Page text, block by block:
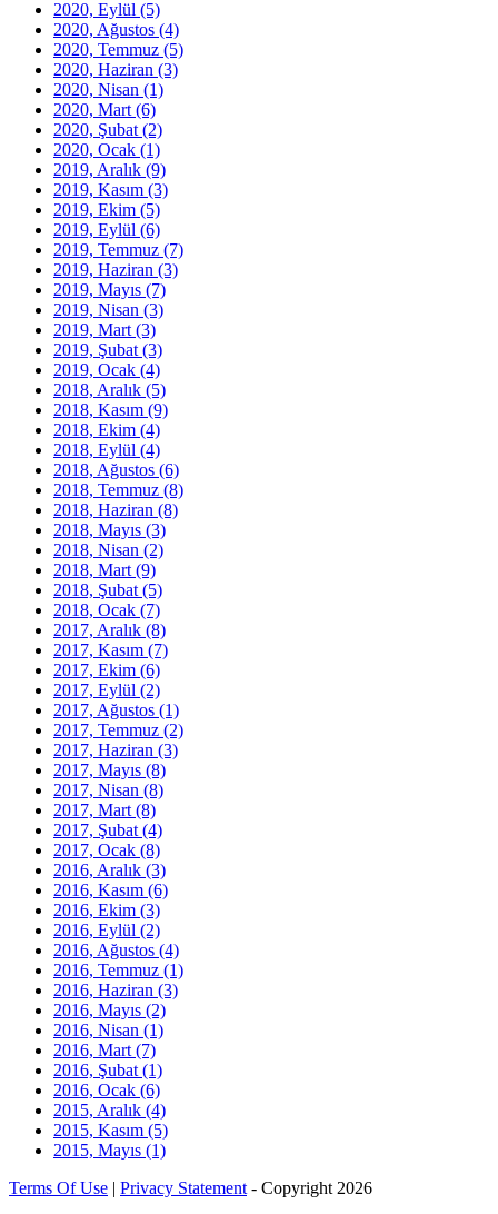
2020, Eylül (5)
2020, Ağustos (4)
2020, Temmuz (5)
2020, Haziran (3)
2020, Nisan (1)
2020, Mart (6)
2020, Şubat (2)
2020, Ocak (1)
2019, Aralık (9)
2019, Kasım (3)
2019, Ekim (5)
2019, Eylül (6)
2019, Temmuz (7)
2019, Haziran (3)
2019, Mayıs (7)
2019, Nisan (3)
2019, Mart (3)
2019, Şubat (3)
2019, Ocak (4)
2018, Aralık (5)
2018, Kasım (9)
2018, Ekim (4)
2018, Eylül (4)
2018, Ağustos (6)
2018, Temmuz (8)
2018, Haziran (8)
2018, Mayıs (3)
2018, Nisan (2)
2018, Mart (9)
2018, Şubat (5)
2018, Ocak (7)
2017, Aralık (8)
2017, Kasım (7)
2017, Ekim (6)
2017, Eylül (2)
2017, Ağustos (1)
2017, Temmuz (2)
2017, Haziran (3)
2017, Mayıs (8)
2017, Nisan (8)
2017, Mart (8)
2017, Şubat (4)
2017, Ocak (8)
2016, Aralık (3)
2016, Kasım (6)
2016, Ekim (3)
2016, Eylül (2)
2016, Ağustos (4)
2016, Temmuz (1)
2016, Haziran (3)
2016, Mayıs (2)
2016, Nisan (1)
2016, Mart (7)
2016, Şubat (1)
2016, Ocak (6)
2015, Aralık (4)
2015, Kasım (5)
2015, Mayıs (1)
Terms Of Use | Privacy Statement - Copyright 2026